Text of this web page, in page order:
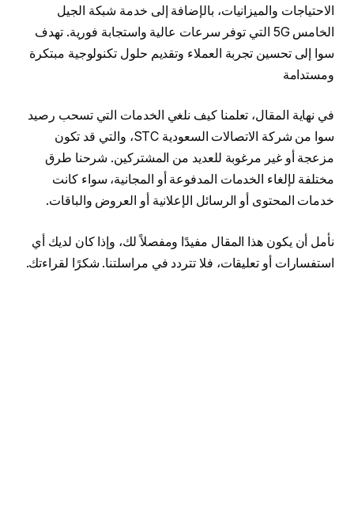
الاحتياجات والميزانيات، بالإضافة إلى خدمة شبكة الجيل
الخامس 5G التي توفر سرعات عالية واستجابة فورية. تهدف
سوا إلى تحسين تجربة العملاء وتقديم حلول تكنولوجية مبتكرة
ومستدامة
في نهاية المقال، تعلمنا كيف نلغي الخدمات التي تسحب رصيد
سوا من شركة الاتصالات السعودية STC، والتي قد تكون
مزعجة أو غير مرغوبة للعديد من المشتركين. شرحنا طرق
مختلفة لإلغاء الخدمات المدفوعة أو المجانية، سواء كانت
خدمات المحتوى أو الرسائل الإعلانية أو العروض والباقات.
نأمل أن يكون هذا المقال مفيدًا ومفصلاً لك، وإذا كان لديك أي
استفسارات أو تعليقات، فلا تتردد في مراسلتنا. شكرًا لقراءتك.